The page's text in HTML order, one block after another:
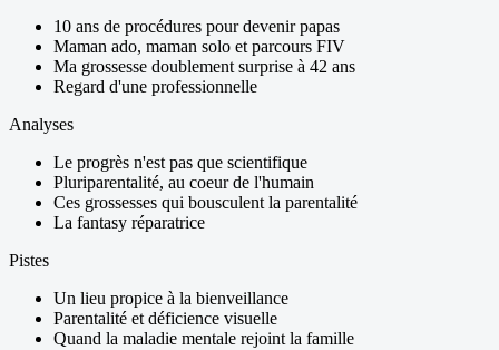
10 ans de procédures pour devenir papas
Maman ado, maman solo et parcours FIV
Ma grossesse doublement surprise à 42 ans
Regard d'une professionnelle
Analyses
Le progrès n'est pas que scientifique
Pluriparentalité, au coeur de l'humain
Ces grossesses qui bousculent la parentalité
La fantasy réparatrice
Pistes
Un lieu propice à la bienveillance
Parentalité et déficience visuelle
Quand la maladie mentale rejoint la famille